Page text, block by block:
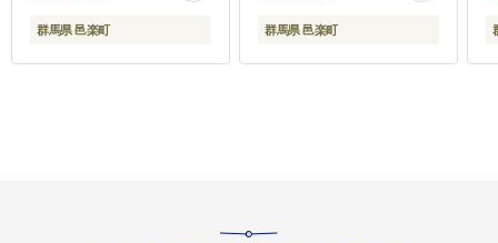
群馬県 邑楽町 群馬県 邑楽町